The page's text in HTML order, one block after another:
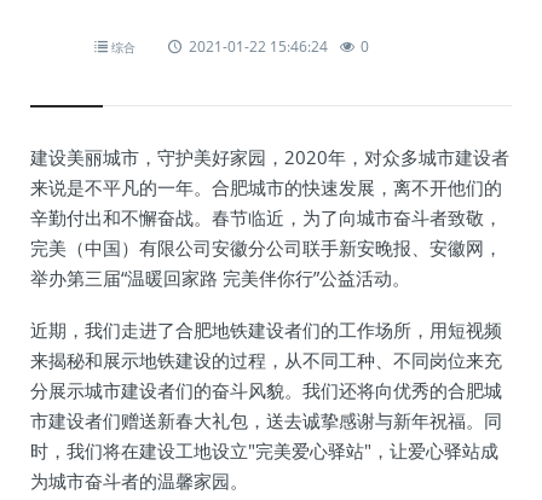
综合 2021-01-22 15:46:24 0
建设美丽城市，守护美好家园，2020年，对众多城市建设者
来说是不平凡的一年。合肥城市的快速发展，离不开他们的
辛勤付出和不懈奋战。春节临近，为了向城市奋斗者致敬，
完美（中国）有限公司安徽分公司联手新安晚报、安徽网，
举办第三届“温暖回家路 完美伴你行”公益活动。
近期，我们走进了合肥地铁建设者们的工作场所，用短视频
来揭秘和展示地铁建设的过程，从不同工种、不同岗位来充
分展示城市建设者们的奋斗风貌。我们还将向优秀的合肥城
市建设者们赠送新春大礼包，送去诚挚感谢与新年祝福。同
时，我们将在建设工地设立"完美爱心驿站"，让爱心驿站成
为城市奋斗者的温馨家园。